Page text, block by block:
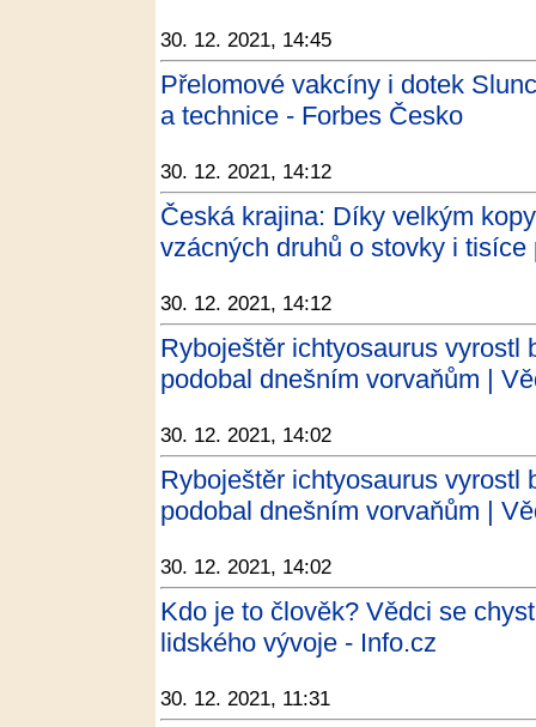
30. 12. 2021, 14:45
Přelomové vakcíny i dotek
a technice - Forbes Česko
30. 12. 2021, 14:12
Česká krajina: Díky velkým
vzácných druhů o stovky i
30. 12. 2021, 14:12
Ryboještěr ichtyosaurus vyrostl
podobal dnešním vorvaňům |
30. 12. 2021, 14:02
Ryboještěr ichtyosaurus vyrostl
podobal dnešním vorvaňům |
30. 12. 2021, 14:02
Kdo je to člověk? Vědci se
lidského vývoje - Info.cz
30. 12. 2021, 11:31